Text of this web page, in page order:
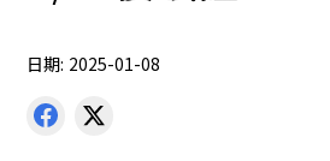
日期: 2025-01-08